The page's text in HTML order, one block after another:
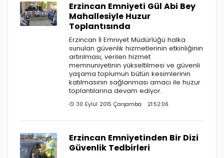
Erzincan Emniyeti Gül Abi Bey
Mahallesiyle Huzur
Toplantısında
Erzincan İl Emniyet Müdürlüğü halka
sunulan güvenlik hizmetlerinin etkinliğinin
artırılması, verilen hizmet
memnuniyetinin yükseltilmesi ve güvenli
yaşama toplumun bütün kesimlerinin
katılmasının sağlanması amacı ile huzur
toplantılarına devam ediyor.
30 Eylül 2015 Çarşamba 21:52:06
Erzincan Emniyetinden Bir Dizi
Güvenlik Tedbirleri